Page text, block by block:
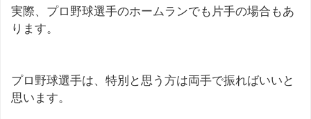
実際、プロ野球選手のホームランでも片手の場合もあ
ります。
プロ野球選手は、特別と思う方は両手で振ればいいと
思います。